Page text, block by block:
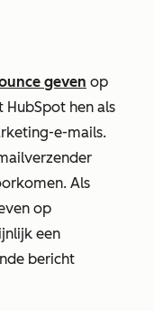
geven op
hen als
e-mails.
Als
op
een
bericht